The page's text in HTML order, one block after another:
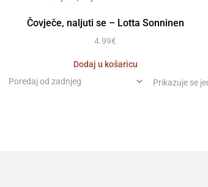
Čovječe, naljuti se – Lotta Sonninen
4.99€
Dodaj u košaricu
Prikazuje se